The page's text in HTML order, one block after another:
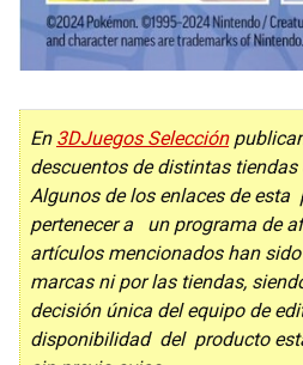
En 3DJuegos Selección
descuentos de distintas
Algunos de los enlaces de esta
pertenecer a un programa de
artículos mencionados han
marcas ni por las tiendas,
decisión única del equipo de
disponibilidad del producto